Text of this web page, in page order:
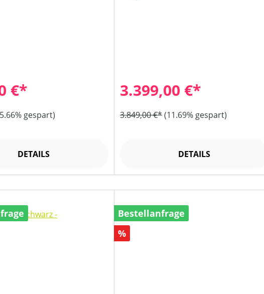
€*
gespart)
DETAILS
3.399,00 €*
3.849,00 €*(11.69% gespart)
DETAILS
Bestellanfrage
Rabatt
%